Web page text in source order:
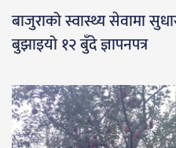
बाजुराको स्वास्थ्य सेवामा
बुझाइयो १२ बुँदे ज्ञापनपत्र